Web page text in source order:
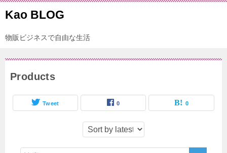
Kao BLOG
物販ビジネスで自由な生活
Products
Tweet 0 0